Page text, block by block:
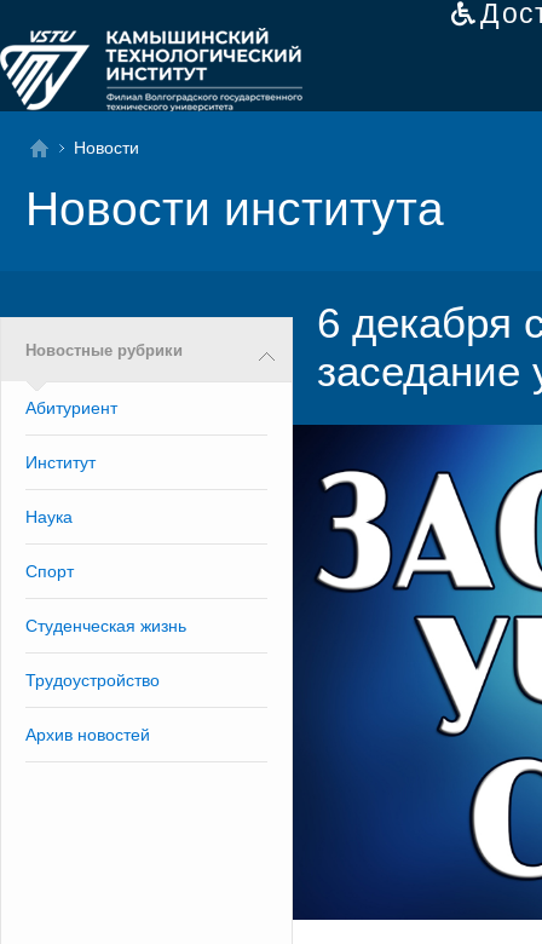
Новости
Новости института
Новостные рубрики
Абитуриент
Институт
Наука
Спорт
Студенческая жизнь
Трудоустройство
Архив новостей
6 декабря
заседание